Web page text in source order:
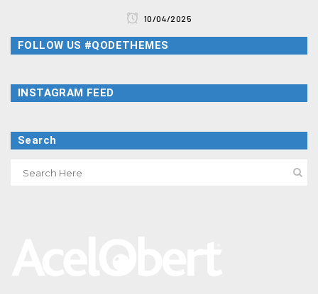
10/04/2025
FOLLOW US #QODETHEMES
INSTAGRAM FEED
Search